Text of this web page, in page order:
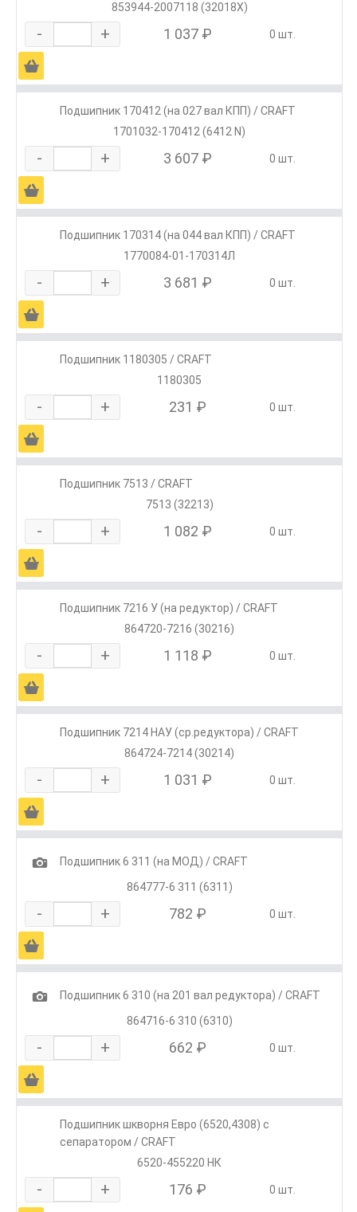
853944-2007118 (32018X)
- + 1 037 ₽ 0 шт.
Ä
Подшипник 170412 (на 027 вал КПП) / CRAFT
1701032-170412 (6412 N)
- + 3 607 ₽ 0 шт.
Ä
Подшипник 170314 (на 044 вал КПП) / CRAFT
1770084-01-170314Л
- + 3 681 ₽ 0 шт.
Ä
Подшипник 1180305 / CRAFT
1180305
- + 231 ₽ 0 шт.
Ä
Подшипник 7513 / CRAFT
7513 (32213)
- + 1 082 ₽ 0 шт.
Ä
Подшипник 7216 У (на редуктор) / CRAFT
864720-7216 (30216)
- + 1 118 ₽ 0 шт.
Ä
Подшипник 7214 НАУ (ср.редуктора) / CRAFT
864724-7214 (30214)
- + 1 031 ₽ 0 шт.
Ä
1
Подшипник 6 311 (на МОД) / CRAFT
864777-6 311 (6311)
- + 782 ₽ 0 шт.
Ä
1
Подшипник 6 310 (на 201 вал редуктора) / CRAFT
864716-6 310 (6310)
- + 662 ₽ 0 шт.
Ä
Подшипник шкворня Евро (6520,4308) с
сепаратором / CRAFT
6520-455220 НК
- + 176 ₽ 0 шт.